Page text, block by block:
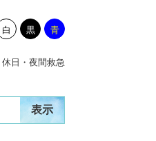
白 黒 青
休日・夜間救急